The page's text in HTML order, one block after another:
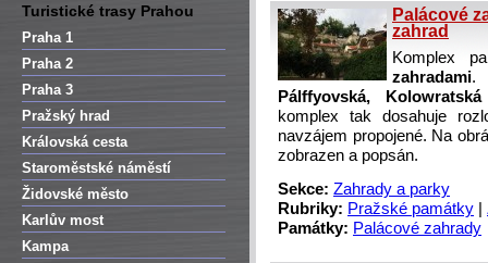
Turistické trasy Prahou
Praha 1
Praha 2
Praha 3
Pražský hrad
Královská cesta
Staroměstské náměstí
Židovské město
Karlův most
Kampa
Palácové
zahrad
Komplex
zahradami.
Pálffyovská,
komplex tak dosahuje
navzájem propojené. Na
zobrazen a popsán.
Sekce: Zahrady a parky
Rubriky: Pražské památky
Památky: Palácové zahrady